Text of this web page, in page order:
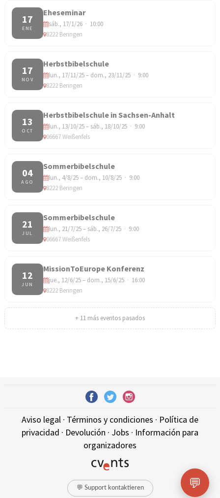
17
ENE
Eheseminar
sáb., 17/1/26 · 10:00
8222 Beringen
17
NOV
Herbstbibelschule
lun., 17/11/25 – dom., 23/11/25 · 9:00
8222 Beringen
13
OCT
Herbstbibelschule in Sachsen-Anhalt
lun., 13/10/25 – sáb., 18/10/25 · 9:00
06667 Weißenfels
04
AGO
Sommerbibelschule
lun., 4/8/25 – dom., 10/8/25 · 9:00
8222 Beringen
21
JUL
Sommerbibelschule
lun., 21/7/25 – sáb., 26/7/25 · 9:00
06667 Weißenfels
12
JUN
MissionToEurope Konferenz
jue., 12/6/25 – dom., 15/6/25 · 16:00
8222 Beringen
+ 11 más eventos pasados
Aviso legal · Términos y condiciones · Política de
privacidad · Devolución · Jobs · Información para
organizadores
💬 Support kontaktieren 💬